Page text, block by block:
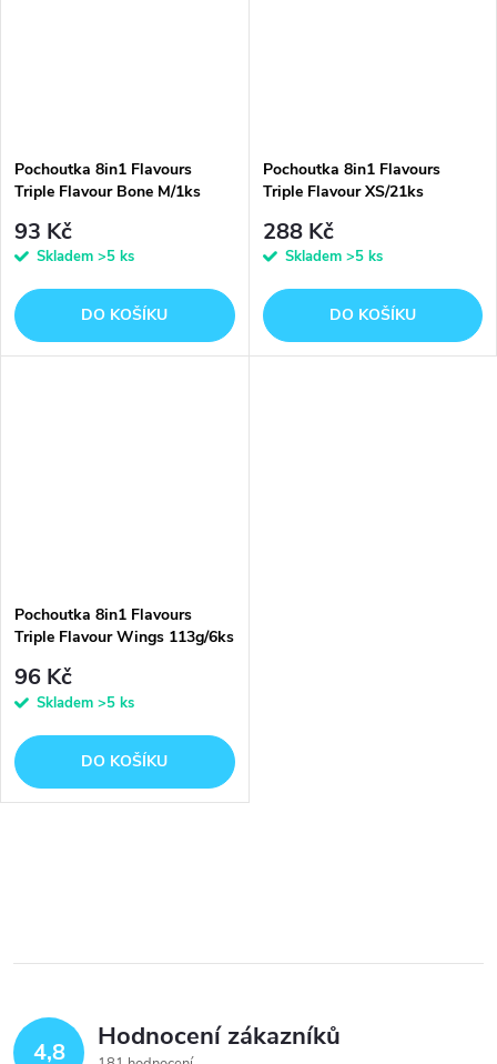
Pochoutka 8in1 Flavours
Triple Flavour Bone M/1ks
93 Kč
Skladem >5 ks
DO KOŠÍKU
Pochoutka 8in1 Flavours
Triple Flavour XS/21ks
288 Kč
Skladem >5 ks
DO KOŠÍKU
Pochoutka 8in1 Flavours
Triple Flavour Wings 113g/6ks
96 Kč
Skladem >5 ks
DO KOŠÍKU
l
d 4,8 Hodnocení zákazníků